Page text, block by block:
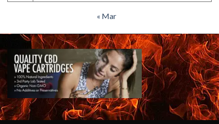
« Mar